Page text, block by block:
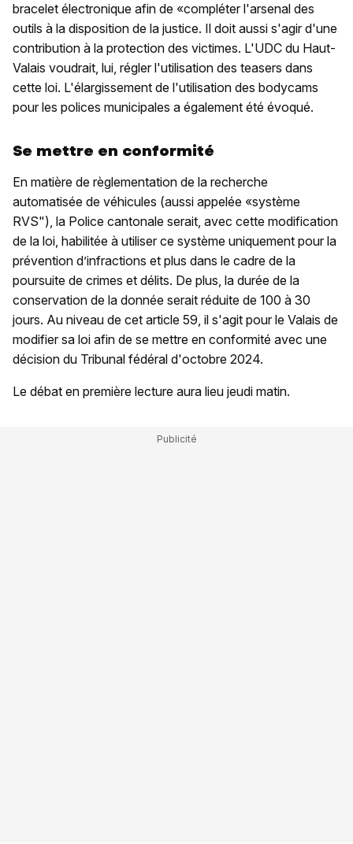
bracelet électronique afin de «compléter l'arsenal des
outils à la disposition de la justice. Il doit aussi s'agir d'une
contribution à la protection des victimes. L'UDC du Haut-
Valais voudrait, lui, régler l'utilisation des teasers dans
cette loi. L'élargissement de l'utilisation des bodycams
pour les polices municipales a également été évoqué.
Se mettre en conformité
En matière de règlementation de la recherche
automatisée de véhicules (aussi appelée «système
RVS"), la Police cantonale serait, avec cette modification
de la loi, habilitée à utiliser ce système uniquement pour la
prévention d’infractions et plus dans le cadre de la
poursuite de crimes et délits. De plus, la durée de la
conservation de la donnée serait réduite de 100 à 30
jours. Au niveau de cet article 59, il s'agit pour le Valais de
modifier sa loi afin de se mettre en conformité avec une
décision du Tribunal fédéral d'octobre 2024.
Le débat en première lecture aura lieu jeudi matin.